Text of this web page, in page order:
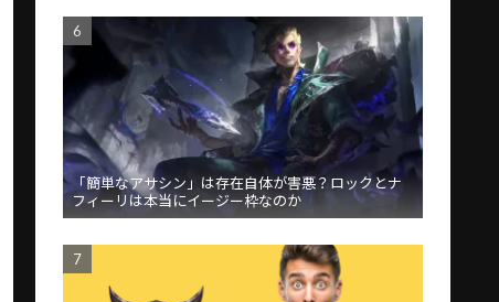
「簡単なアサシン」は存在自体が害悪？ロックとナ
フィーリは本当にイージー枠なのか